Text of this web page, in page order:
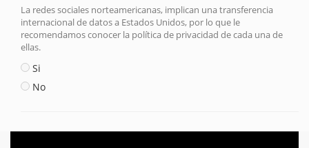
La redes sociales norteamericanas, implican una transferencia
internacional de datos a Estados Unidos, por lo que le
recomendamos conocer la política de privacidad de cada una de
ellas.
Si
No